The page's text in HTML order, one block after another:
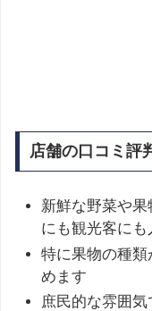
店舗の口コミ評
新鮮な野菜や
にも観光客にも
特に果物の種
めます
庶民的な雰囲